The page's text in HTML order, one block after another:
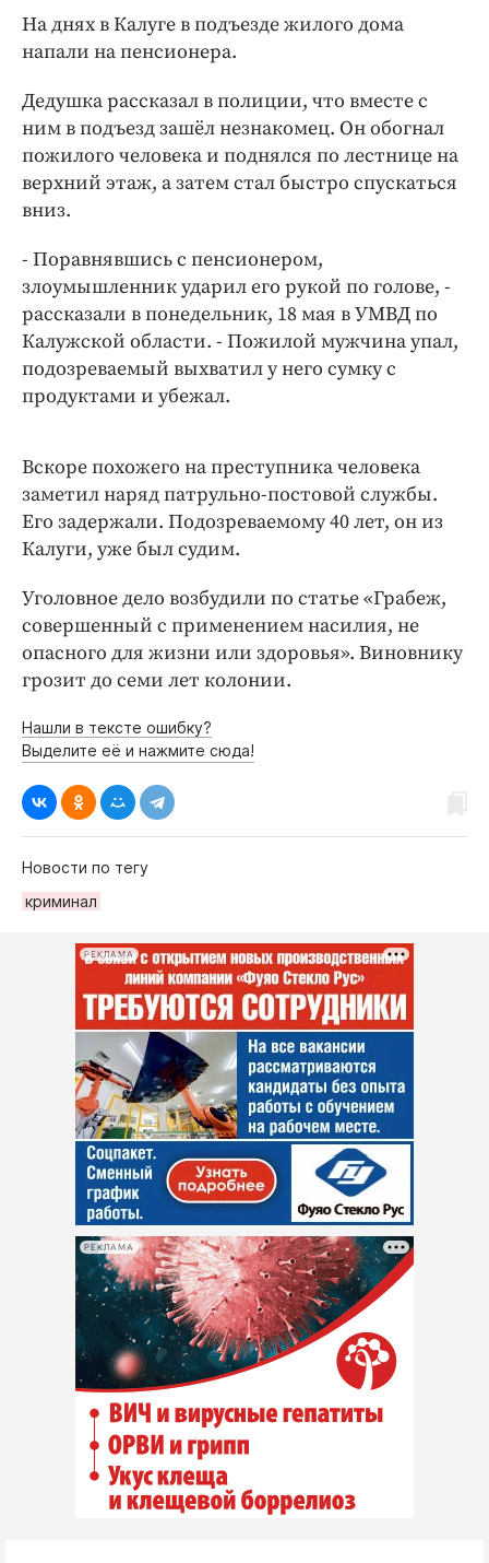
Издания
Интересное чтиво
Клиника года
Бренд года
Работодатель года
На днях в Калуге в подъезде жилого дома
напали на пенсионера.
Дедушка рассказал в полиции, что вместе с
ним в подъезд зашёл незнакомец. Он обогнал
пожилого человека и поднялся по лестнице на
верхний этаж, а затем стал быстро спускаться
вниз.
- Поравнявшись с пенсионером,
злоумышленник ударил его рукой по голове, -
рассказали в понедельник, 18 мая в УМВД по
Калужской области. - Пожилой мужчина упал,
подозреваемый выхватил у него сумку с
продуктами и убежал.
Вскоре похожего на преступника человека
заметил наряд патрульно-постовой службы.
Его задержали. Подозреваемому 40 лет, он из
Калуги, уже был судим.
Уголовное дело возбудили по статье «Грабеж,
совершенный с применением насилия, не
опасного для жизни или здоровья». Виновнику
грозит до семи лет колонии.
Нашли в тексте ошибку?
Выделите её и нажмите сюда!
Новости по тегу
криминал
РЕКЛАМА
РЕКЛАМА